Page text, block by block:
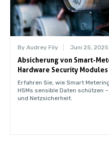
By Audrey Fily Juni 25, 2025
Absicherung von Smart-
Hardware Security Modules
Erfahren Sie, wie Smart
HSMs sensible Daten schützen
und Netzsicherheit.